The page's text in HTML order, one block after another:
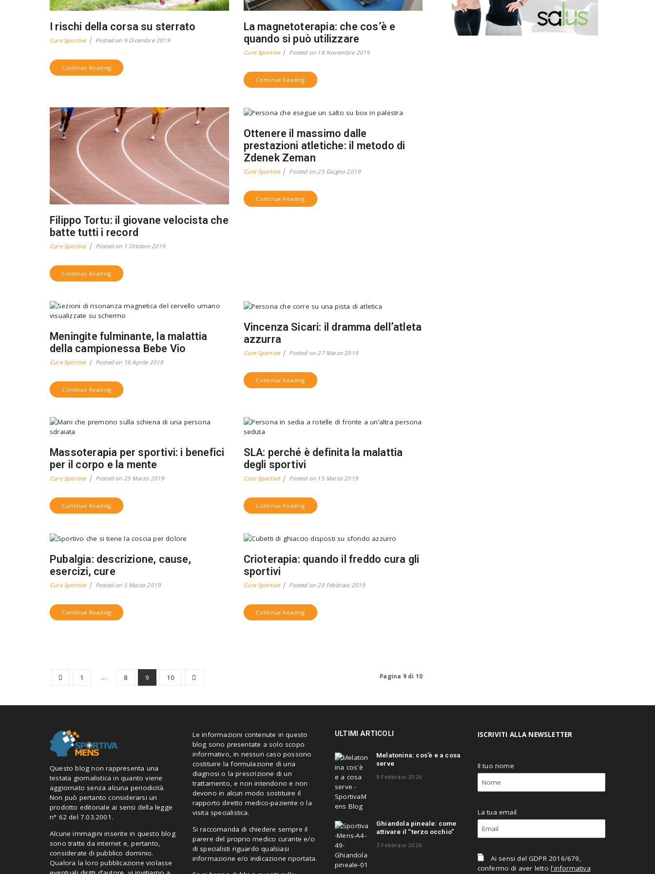
I rischi della corsa su sterrato
Cure Sportive Posted on 9 Dicembre 2019
Continue Reading
La magnetoterapia: che cos’è e
quando si può utilizzare
Cure Sportive Posted on 18 Novembre 2019
Continue Reading
Filippo Tortu: il giovane velocista che
batte tutti i record
Cure Sportive Posted on 1 Ottobre 2019
Continue Reading
Ottenere il massimo dalle
prestazioni atletiche: il metodo di
Zdenek Zeman
Cure Sportive Posted on25 Giugno 2019
Continue Reading
Meningite fulminante, la malattia
della campionessa Bebe Vio
Cure Sportive Posted on 16 Aprile 2019
Continue Reading
Vincenza Sicari: il dramma dell’atleta
azzurra
Cure Sportive Posted on27 Marzo 2019
Continue Reading
Massoterapia per sportivi: i benefici
per il corpo e la mente
Cure Sportive Posted on 25 Marzo 2019
Continue Reading
SLA: perché è definita la malattia
degli sportivi
Cure Sportive Posted on 15 Marzo 2019
Continue Reading
Pubalgia: descrizione, cause,
esercizi, cure
Cure Sportive Posted on 5 Marzo 2019
Continue Reading
Crioterapia: quando il freddo cura gli
sportivi
Cure Sportive Posted on20 Febbraio 2019
Continue Reading
1 … 8 9 10 Pagina 9 di 10
Questo blog non rappresenta una
testata giornalistica in quanto viene
aggiornato senza alcuna periodicità.
Non può pertanto considerarsi un
prodotto editoriale ai sensi della legge
n° 62 del 7.03.2001.
Alcune immagini inserite in questo blog
sono tratte da internet e, pertanto,
considerate di pubblico dominio.
Qualora la loro pubblicazione violasse
Le informazioni contenute in questo
blog sono presentate a solo scopo
informativo, in nessun caso possono
costituire la formulazione di una
diagnosi o la prescrizione di un
trattamento, e non intendono e non
devono in alcun modo sostituire il
rapporto diretto medico-paziente o la
visita specialistica.
Si raccomanda di chiedere sempre il
parere del proprio medico curante e/o
di specialisti riguardo qualsiasi
informazione e/o indicazione riportata.
ULTIMI ARTICOLI
Melatonina: cos’è e a cosa
serve
9 Febbraio 2026
Ghiandola pineale: come
attivare il “terzo occhio”
3 Febbraio 2026
ISCRIVITI ALLA NEWSLETTER
Il tuo nome
La tua email
Ai sensi del GDPR 2016/679,
confermo di aver lettol'informativa